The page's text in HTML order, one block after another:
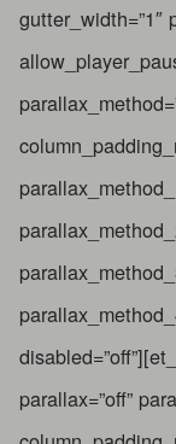
gutter_width=”1″
parallax=”off”